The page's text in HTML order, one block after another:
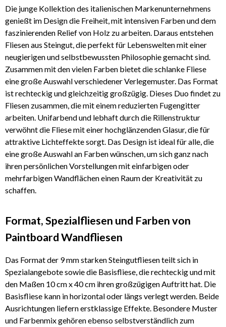
Die junge Kollektion des italienischen Markenunternehmens
genießt im Design die Freiheit, mit intensiven Farben und dem
faszinierenden Relief von Holz zu arbeiten. Daraus entstehen
Fliesen aus Steingut, die perfekt für Lebenswelten mit einer
neugierigen und selbstbewussten Philosophie gemacht sind.
Zusammen mit den vielen Farben bietet die schlanke Fliese
eine große Auswahl verschiedener Verlegemuster. Das Format
ist rechteckig und gleichzeitig großzügig. Dieses Duo findet zu
Fliesen zusammen, die mit einem reduzierten Fugengitter
arbeiten. Unifarbend und lebhaft durch die Rillenstruktur
verwöhnt die Fliese mit einer hochglänzenden Glasur, die für
attraktive Lichteffekte sorgt. Das Design ist ideal für alle, die
eine große Auswahl an Farben wünschen, um sich ganz nach
ihren persönlichen Vorstellungen mit einfarbigen oder
mehrfarbigen Wandflächen einen Raum der Kreativität zu
schaffen.
Format, Spezialfliesen und Farben von
Paintboard Wandfliesen
Das Format der 9 mm starken Steingutfliesen teilt sich in
Spezialangebote sowie die Basisfliese, die rechteckig und mit
den Maßen 10 cm x 40 cm ihren großzügigen Auftritt hat. Die
Basisfliese kann in horizontal oder längs verlegt werden. Beide
Ausrichtungen liefern erstklassige Effekte. Besondere Muster
und Farbenmix gehören ebenso selbstverständlich zum